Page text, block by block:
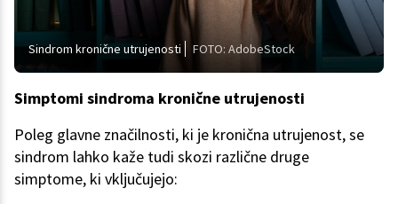
Sindrom kronične utrujenosti FOTO: AdobeStock
Simptomi sindroma kronične utrujenosti
Poleg glavne značilnosti, ki je kronična utrujenost, se
sindrom lahko kaže tudi skozi različne druge
simptome, ki vključujejo: